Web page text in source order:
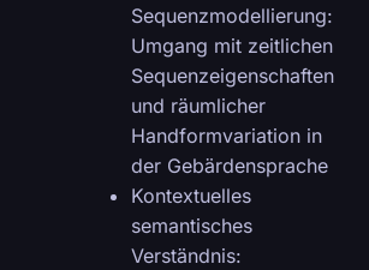
Sequenzmodellierung:
Umgang mit zeitlichen
Sequenzeigenschaften
und räumlicher
Handformvariation in
der Gebärdensprache
Kontextuelles
semantisches
Verständnis: